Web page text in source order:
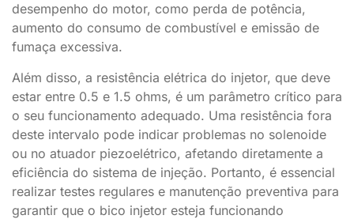
desempenho do motor, como perda de potência,
aumento do consumo de combustível e emissão de
fumaça excessiva.
Além disso, a resistência elétrica do injetor, que deve
estar entre 0.5 e 1.5 ohms, é um parâmetro crítico para
o seu funcionamento adequado. Uma resistência fora
deste intervalo pode indicar problemas no solenoide
ou no atuador piezoelétrico, afetando diretamente a
eficiência do sistema de injeção. Portanto, é essencial
realizar testes regulares e manutenção preventiva para
garantir que o bico injetor esteja funcionando